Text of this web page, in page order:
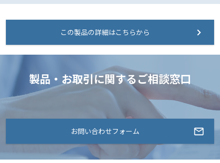
この製品の詳細はこちらから
製品・お取引に関するご相談窓口
お問い合わせフォーム